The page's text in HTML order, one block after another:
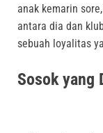
anak kemarin
antara dia dan
sebuah loyalitas
Sosok yang